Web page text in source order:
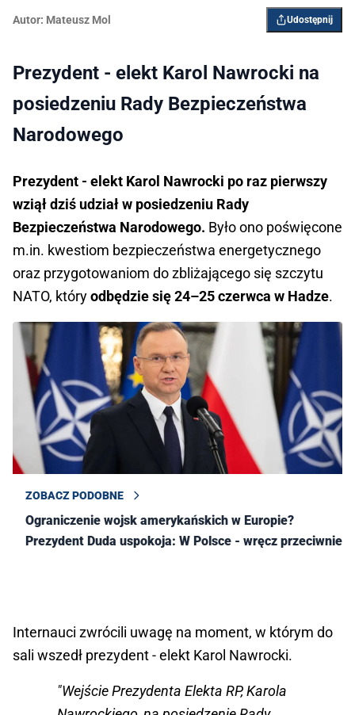
Autor: Mateusz Mol Udostępnij
Prezydent - elekt Karol Nawrocki na
posiedzeniu Rady Bezpieczeństwa
Narodowego
Prezydent - elekt Karol Nawrocki po raz pierwszy
wziął dziś udział w posiedzeniu Rady
Bezpieczeństwa Narodowego. Było ono poświęcone
m.in. kwestiom bezpieczeństwa energetycznego
oraz przygotowaniom do zbliżającego się szczytu
NATO, któryodbędzie się 24–25 czerwca w Hadze.
ZOBACZ PODOBNE
Ograniczenie wojsk amerykańskich w Europie?
Prezydent Duda uspokoja: W Polsce - wręcz przeciwnie!
Internauci zwrócili uwagę na moment, w którym do
sali wszedł prezydent - elekt Karol Nawrocki.
"Wejście Prezydenta Elekta RP, Karola